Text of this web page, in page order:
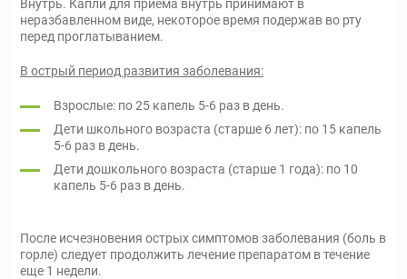
Внутрь. Капли для приема внутрь принимают в
неразбавленном виде, некоторое время подержав во рту
перед проглатыванием.
В острый период развития заболевания:
Взрослые: по 25 капель 5-6 раз в день.
Дети школьного возраста (старше 6 лет): по 15 капель
5-6 раз в день.
Дети дошкольного возраста (старше 1 года): по 10
капель 5-6 раз в день.
После исчезновения острых симптомов заболевания (боль в
горле) следует продолжить лечение препаратом в течение
еще 1 недели.